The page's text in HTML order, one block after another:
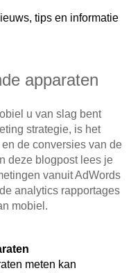
tips en informatie
apparaten
u van slag bent
strategie, is het
de conversies van de
deze blogpost lees je
vanuit AdWords
analytics rapportages
mobiel.
meten kan